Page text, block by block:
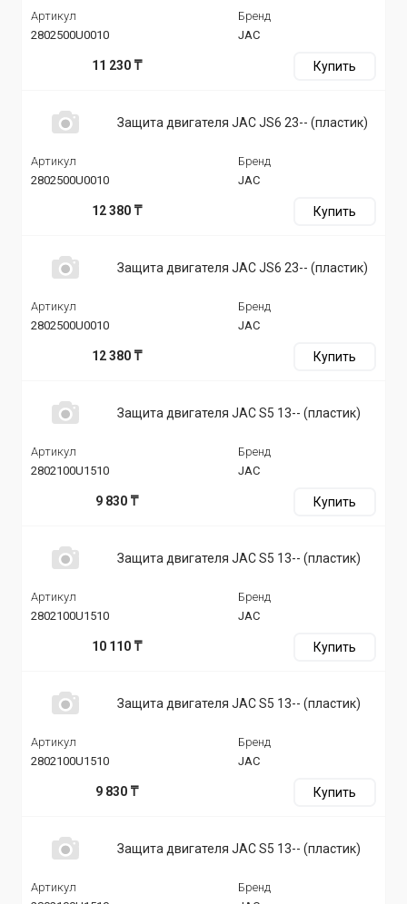
Артикул
2802500U0010
Бренд
JAC
11 230 ₸ Купить
Защита двигателя JAC JS6 23-- (пластик)
Артикул
2802500U0010
Бренд
JAC
12 380 ₸ Купить
Защита двигателя JAC JS6 23-- (пластик)
Артикул
2802500U0010
Бренд
JAC
12 380 ₸ Купить
Защита двигателя JAC S5 13-- (пластик)
Артикул
2802100U1510
Бренд
JAC
9 830 ₸ Купить
Защита двигателя JAC S5 13-- (пластик)
Артикул
2802100U1510
Бренд
JAC
10 110 ₸ Купить
Защита двигателя JAC S5 13-- (пластик)
Артикул
2802100U1510
Бренд
JAC
9 830 ₸ Купить
Защита двигателя JAC S5 13-- (пластик)
Артикул
Бренд